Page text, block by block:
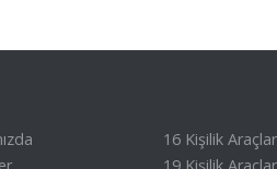
16 Kişilik Araçlar